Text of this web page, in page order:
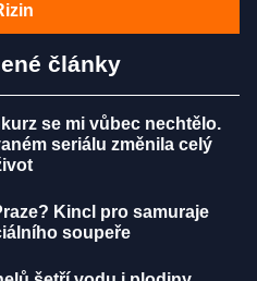
články
se mi vůbec nechtělo.
seriálu změnila celý
Kincl pro samuraje
soupeře